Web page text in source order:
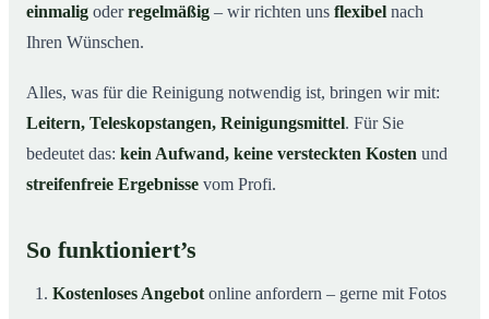
einmalig oderregelmäßig – wir richten uns flexibel nach
Ihren Wünschen.
Alles, was für die Reinigung notwendig ist, bringen wir mit:
Leitern, Teleskopstangen, Reinigungsmittel. Für Sie
bedeutet das: kein Aufwand, keine versteckten Kosten und
streifenfreie Ergebnisse vom Profi.
So funktioniert’s
Kostenloses Angebot online anfordern – gerne mit Fotos